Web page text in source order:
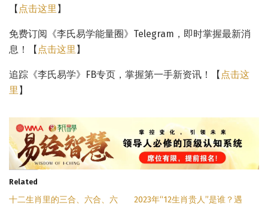
【 点击这里 】
免费订阅《李氏易学能量圈》Telegram，即时掌握最新消
息！【 点击这里 】
追踪《李氏易学》FB专页，掌握第一手新资讯！【 点击这
里 】
Related
十二生肖里的三合、六合、六
2023年“12生肖贵人”是谁？遇